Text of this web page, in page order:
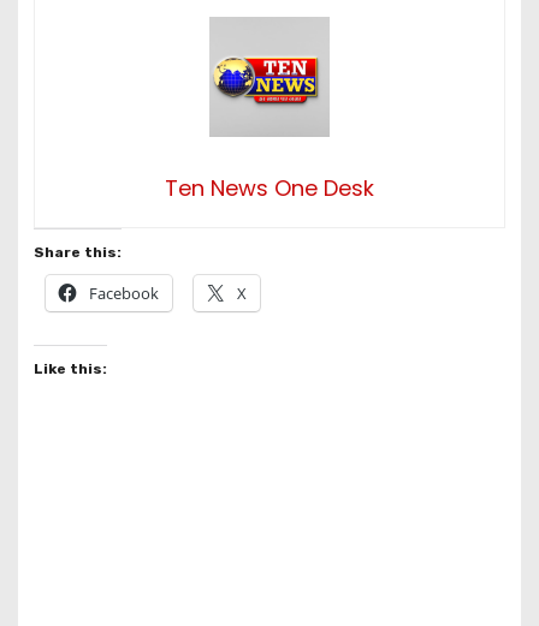
Ten News One Desk
Share this:
Facebook X
Like this: